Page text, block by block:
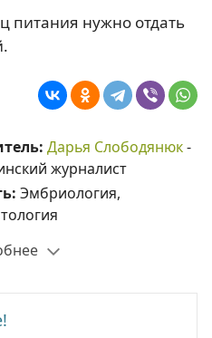
питания нужно отдать
Дарья Слободянюк-
журналист
Эмбриология,